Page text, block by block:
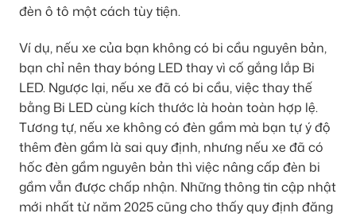
đèn ô tô một cách tùy tiện.
Ví dụ, nếu xe của bạn không có bi cầu nguyên bản,
bạn chỉ nên thay bóng LED thay vì cố gắng lắp Bi
LED. Ngược lại, nếu xe đã có bi cầu, việc thay thế
bằng Bi LED cùng kích thước là hoàn toàn hợp lệ.
Tương tự, nếu xe không có đèn gầm mà bạn tự ý độ
thêm đèn gầm là sai quy định, nhưng nếu xe đã có
hốc đèn gầm nguyên bản thì việc nâng cấp đèn bi
gầm vẫn được chấp nhận. Những thông tin cập nhật
mới nhất từ năm 2025 cũng cho thấy quy định đăng